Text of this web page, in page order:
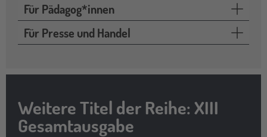
Für Pädagog*innen
Für Presse und Handel
Weitere Titel der Reihe: XIII
Gesamtausgabe